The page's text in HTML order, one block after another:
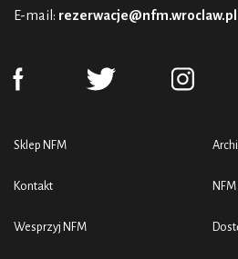
E-mail: rezerwacje@nfm.wroclaw.pl
Sklep NFM
Kontakt
Wesprzyj NFM